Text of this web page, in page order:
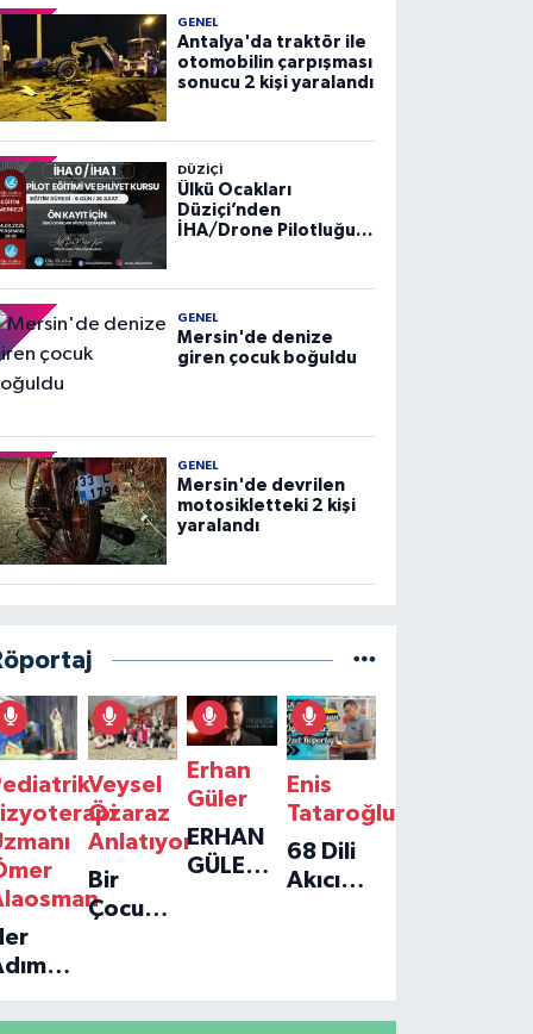
GENEL
Antalya'da traktör ile
otomobilin çarpışması
sonucu 2 kişi yaralandı
DÜZIÇI
Ülkü Ocakları
Düziçi’nden
İHA/Drone Pilotluğu
GENEL
Mersin'de denize
giren çocuk boğuldu
GENEL
Mersin'de devrilen
motosikletteki 2 kişi
yaralandı
Veysel
Özaraz
Anlatıyor
Bir
Çocuğun
Yolculuğu
Erhan
Güler
ERHAN
GÜLER'IN
Enis
Tataroğlu
68 Dili
Akıcı